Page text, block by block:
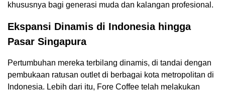
khususnya bagi generasi muda dan kalangan profesional.
Ekspansi Dinamis di Indonesia hingga
Pasar Singapura
Pertumbuhan mereka terbilang dinamis, di tandai dengan
pembukaan ratusan outlet di berbagai kota metropolitan di
Indonesia. Lebih dari itu, Fore Coffee telah melakukan